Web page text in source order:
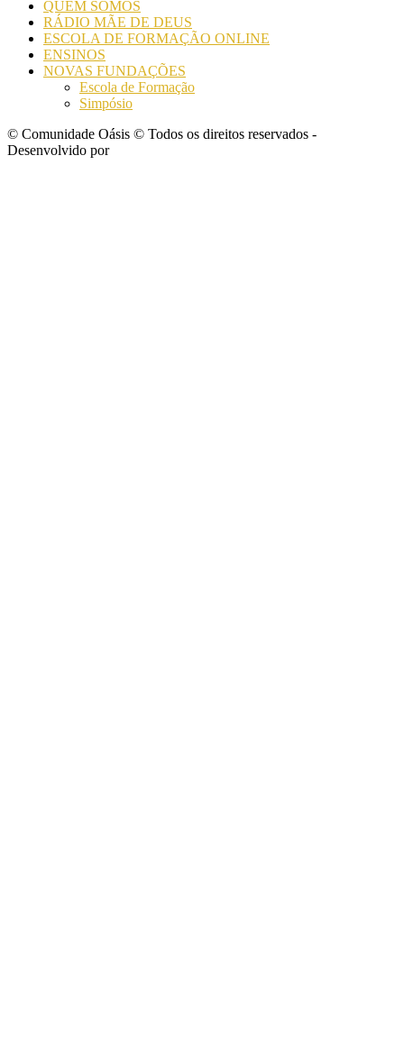
QUEM SOMOS
RÁDIO MÃE DE DEUS
ESCOLA DE FORMAÇÃO ONLINE
ENSINOS
NOVAS FUNDAÇÕES
Escola de Formação
Simpósio
© Comunidade Oásis © Todos os direitos reservados -
Desenvolvido por